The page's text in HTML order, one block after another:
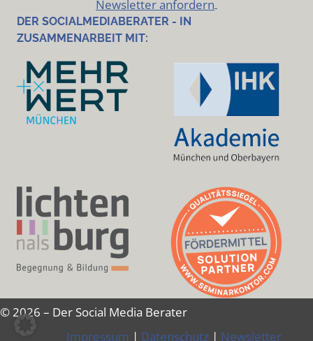
Newsletter anfordern
DER SOCIALMEDIABERATER - IN
ZUSAMMENARBEIT MIT:
© 2026 – Der Social Media Berater
Impressum | Datenschutz | Newsletter